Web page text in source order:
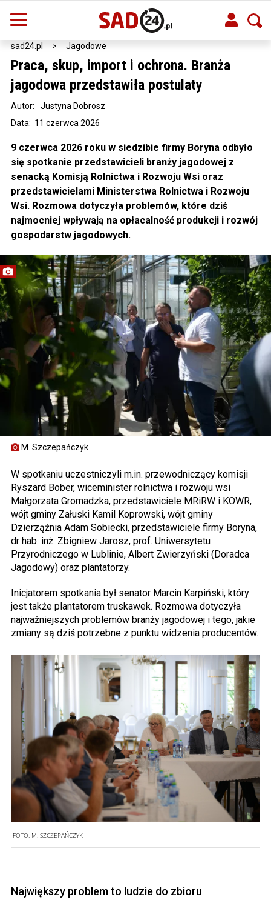
sad24.pl > Jagodowe
M. Szczepańczyk
Praca, skup, import i ochrona. Branża
jagodowa przedstawiła postulaty
Data: 11 czerwca 2026
Autor: Justyna Dobrosz
9 czerwca 2026 roku w siedzibie firmy Boryna odbyło
się spotkanie przedstawicieli branży jagodowej z
senacką Komisją Rolnictwa i Rozwoju Wsi oraz
przedstawicielami Ministerstwa Rolnictwa i Rozwoju
Wsi. Rozmowa dotyczyła problemów, które dziś
najmocniej wpływają na opłacalność produkcji i rozwój
gospodarstw jagodowych.
W spotkaniu uczestniczyli m.in. przewodniczący komisji
Ryszard Bober, wiceminister rolnictwa i rozwoju wsi
Małgorzata Gromadzka, przedstawiciele MRiRW i KOWR,
wójt gminy Załuski Kamil Koprowski, wójt gminy
Dzierzążnia Adam Sobiecki, przedstawiciele firmy Boryna,
dr hab. inż. Zbigniew Jarosz, prof. Uniwersytetu
Przyrodniczego w Lublinie, Albert Zwierzyński (Doradca
Jagodowy) oraz plantatorzy.
Inicjatorem spotkania był senator Marcin Karpiński, który
jest także plantatorem truskawek. Rozmowa dotyczyła
najważniejszych problemów branży jagodowej i tego, jakie
zmiany są dziś potrzebne z punktu widzenia producentów.
FOTO: M. SZCZEPAŃCZYK
Największy problem to ludzie do zbioru